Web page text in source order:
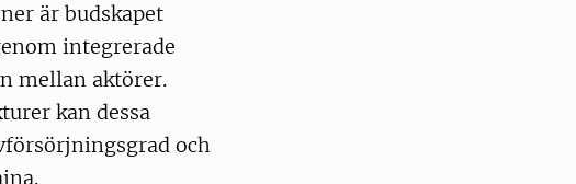
är budskapet
integrerade
mellan aktörer.
kan dessa
och